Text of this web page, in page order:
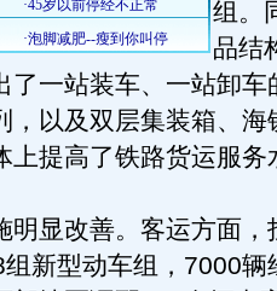
组。
品结
了一站装车、一站卸车
，以及双层集装箱、海
上提高了铁路货运服务
显改善。客运方面，
新型动车组，7000辆